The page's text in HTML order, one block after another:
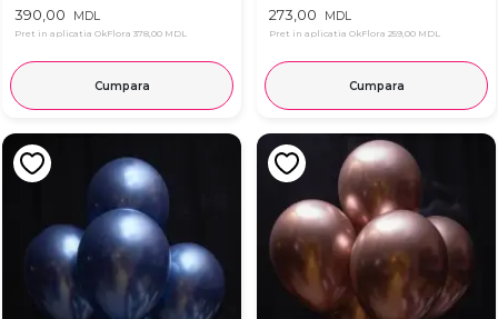
390,00 MDL
Pret in aplicatia OkFlora 378,00 MDL
Cumpara
273,00 MDL
Pret in aplicatia OkFlora 259,00 MDL
Cumpara